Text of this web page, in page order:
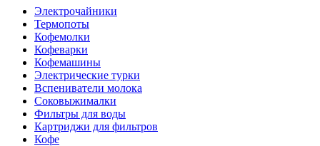
Электрочайники
Термопоты
Кофемолки
Кофеварки
Кофемашины
Электрические турки
Вспениватели молока
Соковыжималки
Фильтры для воды
Картриджи для фильтров
Кофе